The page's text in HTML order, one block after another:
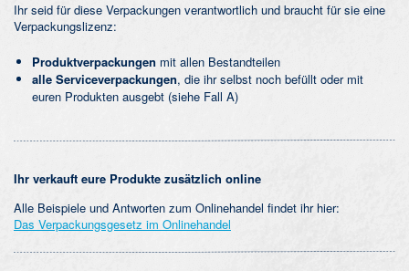
Ihr seid für diese Verpackungen verantwortlich und braucht für sie eine
Verpackungslizenz:
Produktverpackungen mit allen Bestandteilen
alle Serviceverpackungen, die ihr selbst noch befüllt oder mit
euren Produkten ausgebt (siehe Fall A)
Ihr verkauft eure Produkte zusätzlich online
Alle Beispiele und Antworten zum Onlinehandel findet ihr hier:
Das Verpackungsgesetz im Onlinehandel